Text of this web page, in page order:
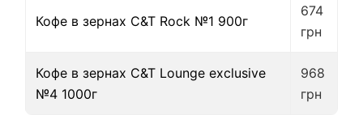
Кофе в зернах C&T Rock №1 900г
674
грн
Кофе в зернах C&T Lounge exclusive
№4 1000г
968
грн